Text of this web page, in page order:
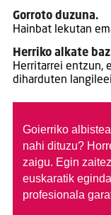
Gorroto duzuna.
Hainbat lekutan
Herriko alkate
Herritarrei entzun,
diharduten
Goierriko
nahi dituzu?
zaigu. Egin
euskaratik
profesionala